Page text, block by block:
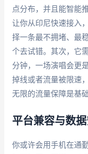
点分布，并且能智能
让你从印尼快速接入
择一条最不拥堵、最
个去试错。其次，它
分钟，一场演唱会更
掉线或者流量被限速
无限的流量保障是基础
平台兼容与数
你或许会用手机在通